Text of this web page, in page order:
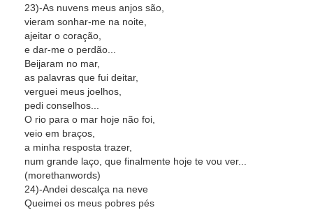
23)-As nuvens meus anjos são,
vieram sonhar-me na noite,
ajeitar o coração,
e dar-me o perdão...
Beijaram no mar,
as palavras que fui deitar,
verguei meus joelhos,
pedi conselhos...
O rio para o mar hoje não foi,
veio em braços,
a minha resposta trazer,
num grande laço, que finalmente hoje te vou ver...
(morethanwords)
24)-Andei descalça na neve
Queimei os meus pobres pés